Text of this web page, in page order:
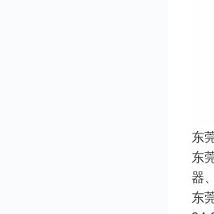
东
东
器
东